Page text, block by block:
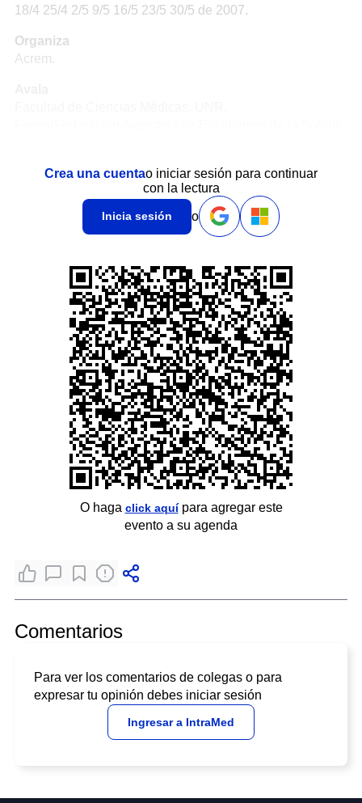
18/4 25/4 2/5 9/5 16/5 23/5 30/5 de 2007.
Organiza
Acrem.
Crea una cuentao iniciar sesión para continuar
con la lectura
Inicia sesión o
O haga click aquípara agregar este
evento a su agenda
Comentarios
Para ver los comentarios de colegas o para
expresar tu opinión debes iniciar sesión
Ingresar a IntraMed